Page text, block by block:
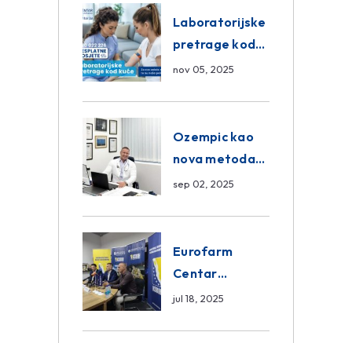
Centar
Poliklinika
Laboratorijske
pretrage kod
kuće – novo u
Poliklinici
nov 05, 2025
Ozempic kao
nova metoda
mršavljenja: da
sep 02, 2025
Eurofarm
Centar
Poliklinika i
jul 18, 2025